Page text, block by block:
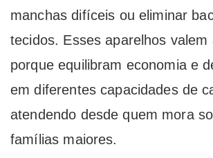
manchas difíceis ou eliminar
tecidos. Esses aparelhos valem
porque equilibram economia e
em diferentes capacidades de
atendendo desde quem mora
famílias maiores.